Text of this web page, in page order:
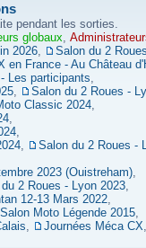
pendant les sorties.
globaux,
2026,
Salon du 2
en France - Au Château
Les participants,
,
Salon du 2 Roues -
Classic 2024,
,
,
,
Salon du 2 Roues -
2023 (Ouistreham),
2 Roues - Lyon 2023,
12-13 Mars 2022,
Salon Moto Légende 2015,
, Journées Méca CX,